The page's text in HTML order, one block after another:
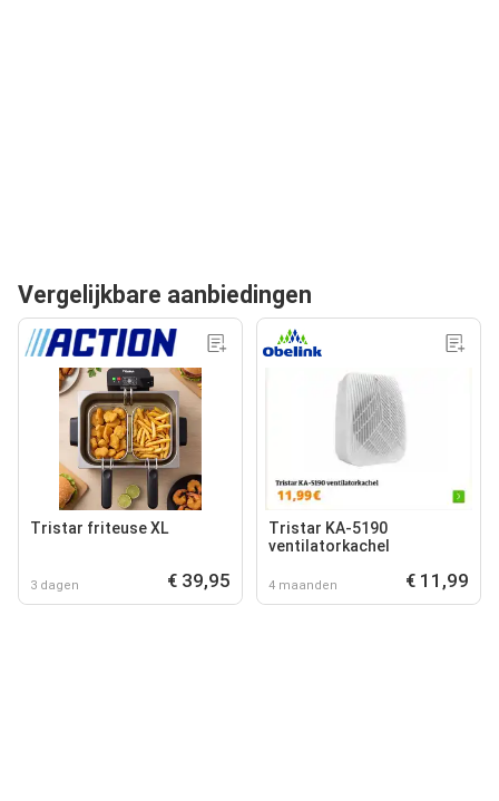
Vergelijkbare aanbiedingen
Tristar friteuse XL
3 dagen € 39,95
Tristar KA-5190
ventilatorkachel
4 maanden € 11,99